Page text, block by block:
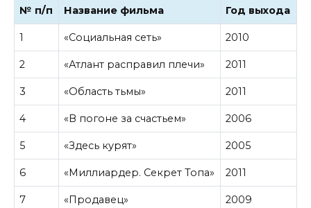
№ п/п Название фильма Год выхода
1 «Социальная сеть» 2010
2 «Атлант расправил плечи» 2011
3 «Область тьмы» 2011
4 «В погоне за счастьем» 2006
5 «Здесь курят» 2005
6 «Миллиардер. Секрет Топа» 2011
7 «Продавец» 2009